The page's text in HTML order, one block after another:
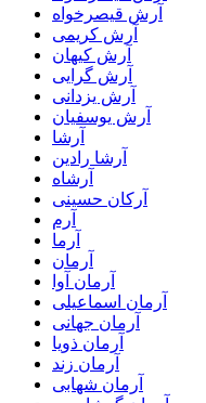
آرش قیصرخواه
آرش کریمی
آرش کیهان
آرش گرایی
آرش یزدانی
آرش یوسفیان
آرشا
آرشا رادین
آرشاه
آرکان حسینی
آرم
آرما
آرمان
آرمان آوا
آرمان اسماعیلی
آرمان جهانی
آرمان ذویا
آرمان زند
آرمان شهابی